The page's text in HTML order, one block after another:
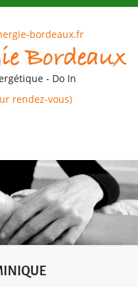
bordeaux.fr
- Do In
rendez-vous)